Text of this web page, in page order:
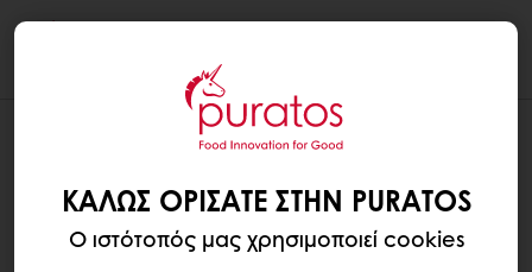
ΚΑΛΏΣ ΟΡΊΣΑΤΕ ΣΤΗΝ PURATOS
Ο ιστότοπός μας χρησιμοποιεί cookies